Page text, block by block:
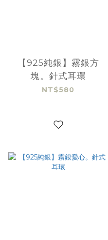
【925純銀】霧銀方
塊。針式耳環
NT$580